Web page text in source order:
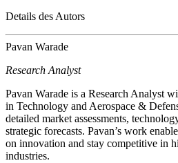
Details des Autors
Pavan Warade
Research Analyst
Pavan Warade is a Research Analyst
in Technology and Aerospace &
detailed market assessments,
strategic forecasts. Pavan’s work
on innovation and stay competitive in
industries.